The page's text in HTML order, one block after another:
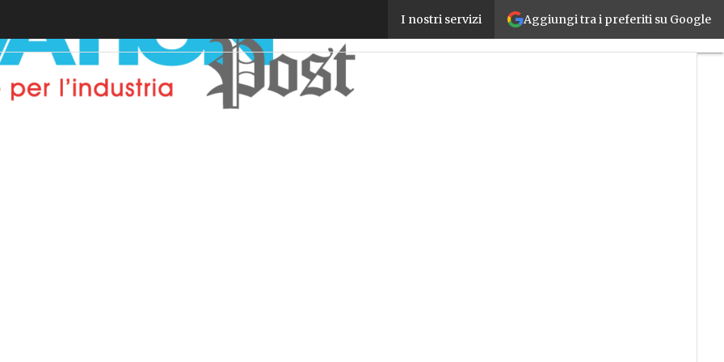
Aggiungi tra i preferiti su Google
I nostri servizi
La stampa 3D di Roboze per la produzione di